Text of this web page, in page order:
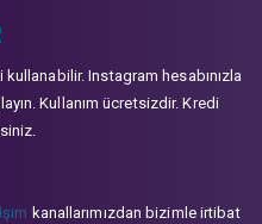
Instagram hesabınızla
Kullanım ücretsizdir. Kredi
kanallarımızdan bizimle irtibat